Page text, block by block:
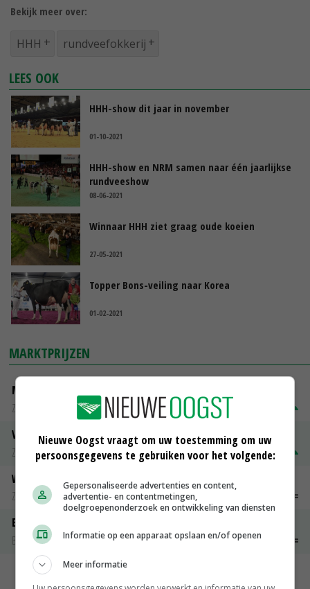
Bekijk meer over:
HHH rundveefokkerij
LEES OOK
HHH-show dit jaar in november
01-10-2021
HHH-show en NRM samen naar één jaarlijkse
rundveeshow
08-06-2021
Winnaar HHH ziet graag oude koeien
27-05-2021
Topper Bons-veiling naar Korea
01-02-2021
MARKTPRIJZEN
Magere melkpoeder
Zuivel weekprijzen
€ 269,00
Volle melkpoeder
Zuivel weekprijzen
€ 345,00 € 20,00
Weipoeder
Zuivel weekprijzen
Boeren Gouda 12 kg
Boerenkaas
€ 6,05 € 0,00
Nieuwe Oogst vraagt om uw toestemming om uw
persoonsgegevens te gebruiken voor het volgende:
Gepersonaliseerde advertenties en content,
advertentie- en contentmetingen,
doelgroepenonderzoek en ontwikkeling van diensten
Informatie op een apparaat opslaan en/of openen
Meer informatie